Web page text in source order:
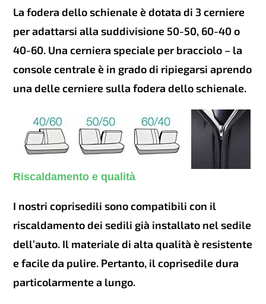
La fodera dello schienale è dotata di 3 cerniere
per adattarsi alla suddivisione 50-50, 60-40 o
40-60. Una cerniera speciale per bracciolo – la
console centrale è in grado di ripiegarsi aprendo
una delle cerniere sulla fodera dello schienale.
Riscaldamento e qualità
I nostri coprisedili sono compatibili con il
riscaldamento dei sedili già installato nel sedile
dell’auto. Il materiale di alta qualità è resistente
e facile da pulire. Pertanto, il coprisedile dura
particolarmente a lungo.